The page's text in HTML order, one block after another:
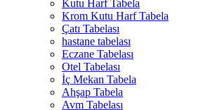
Kutu Harf Tabela
Krom Kutu Harf Tabela
Çatı Tabelası
hastane tabelası
Eczane Tabelası
Otel Tabelası
İç Mekan Tabela
Ahşap Tabela
Avm Tabelası